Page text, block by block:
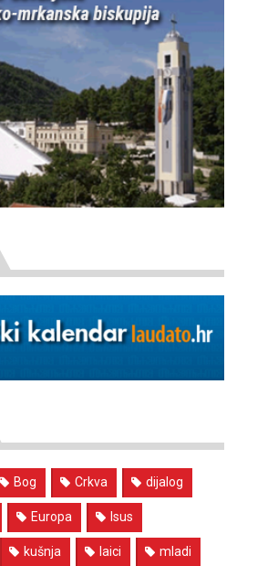
Bog Crkva dijalog
Europa Isus
kušnja laici mladi